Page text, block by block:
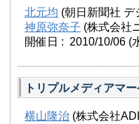
北元均 (朝日新聞社
神原弥奈子 (株式会社
開催日 : 2010/10/06 (
トリプルメディアマ
横山隆治 (株式会社